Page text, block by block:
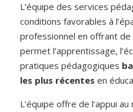
L’équipe des services
conditions favorables à
professionnel en offrant
permet l’apprentissage,
pratiques pédagogiques
les plus récentes en
L’équipe offre de l’appui